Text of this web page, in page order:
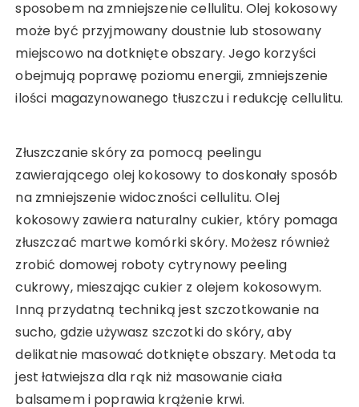
sposobem na zmniejszenie cellulitu. Olej kokosowy
może być przyjmowany doustnie lub stosowany
miejscowo na dotknięte obszary. Jego korzyści
obejmują poprawę poziomu energii, zmniejszenie
ilości magazynowanego tłuszczu i redukcję cellulitu.
Złuszczanie skóry za pomocą peelingu
zawierającego olej kokosowy to doskonały sposób
na zmniejszenie widoczności cellulitu. Olej
kokosowy zawiera naturalny cukier, który pomaga
złuszczać martwe komórki skóry. Możesz również
zrobić domowej roboty cytrynowy peeling
cukrowy, mieszając cukier z olejem kokosowym.
Inną przydatną techniką jest szczotkowanie na
sucho, gdzie używasz szczotki do skóry, aby
delikatnie masować dotknięte obszary. Metoda ta
jest łatwiejsza dla rąk niż masowanie ciała
balsamem i poprawia krążenie krwi.